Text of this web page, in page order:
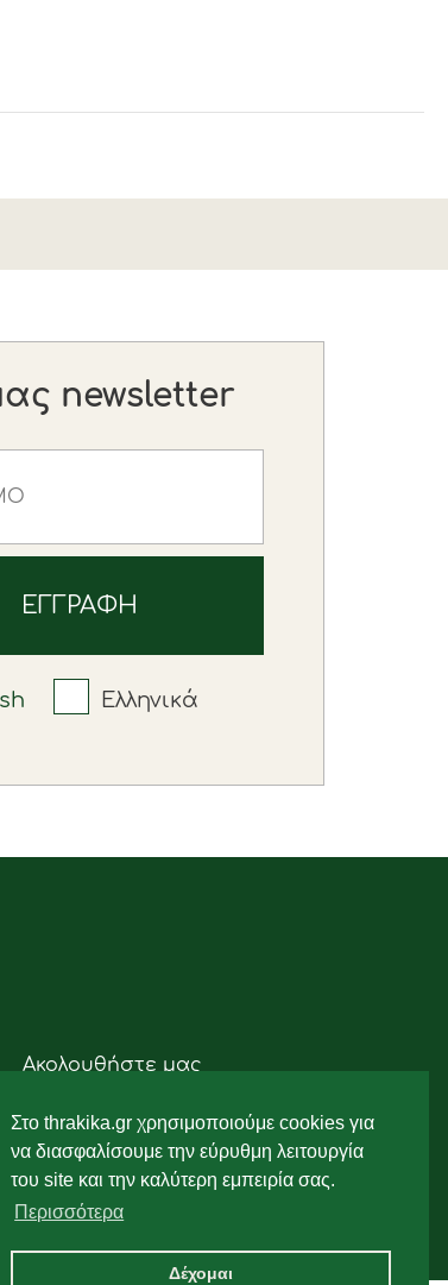
Στο thrakika.gr χρησιμοποιούμε cookies για
να διασφαλίσουμε την εύρυθμη λειτουργία
του site και την καλύτερη εμπειρία σας.
Περισσότερα
Δέχομαι
newsletter
Ελληνικά
Ακολουθήστε μας